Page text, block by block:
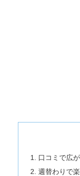
口コミで広
週替わりで